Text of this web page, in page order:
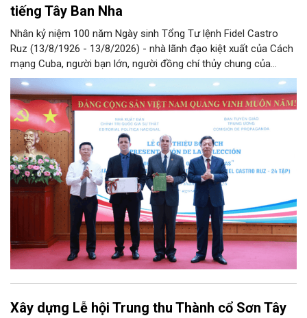
tiếng Tây Ban Nha
Nhân kỷ niệm 100 năm Ngày sinh Tổng Tư lệnh Fidel Castro
Ruz (13/8/1926 - 13/8/2026) - nhà lãnh đạo kiệt xuất của Cách
mạng Cuba, người bạn lớn, người đồng chí thủy chung của
Đảng, Nhà nước và nhân dân Việt Nam, chiều 5/8, tại Hà Nội,
Nhà xuất bản Chính trị quốc gia Sự thật phối hợp với Ban Tuyên
giáo Trung ương tổ chức Lễ giới thiệu bộ sách “Tuyển tập các
tác phẩm chọn lọc của Tổng Tư lệnh Fidel Castro Ruz” gồm 24
tập bằng tiếng Tây Ban Nha.
Xây dựng Lễ hội Trung thu Thành cổ Sơn Tây